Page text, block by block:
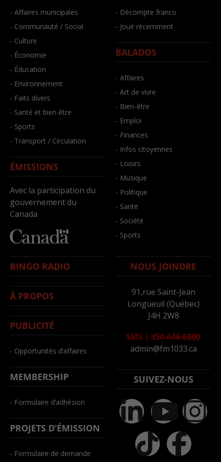
- Affaires municipales
- Communauté / Social
- Culture
- Économie
- Éducation
- Environnement
- Faits divers
- Santé et bien-être
- Sports
- Transport / Circulation
ÉMISSIONS
Avec la participation du
gouvernement du
Canada
- Décompte franco
- Joué récemment
BALADOS
- Affaires
- Art de vivre
- Bien-être
- Emploi
- Finances
- Infos citoyennes
- Loisirs
- Musique
- Politique
- Santé
- Société
- Sports
BINGO RADIO
À PROPOS
PUBLICITÉ
- Opportunités d’affaires
MEMBERSHIP
- Formulaire d’adhésion
PROJETS D’ÉMISSION
- Formulaire de demande
NOUS JOINDRE
91,rue Saint-Jean
Longueuil (Québec)
J4H 2W8
SMS | 450-646-6800
admin@fm1033.ca
SUIVEZ-NOUS